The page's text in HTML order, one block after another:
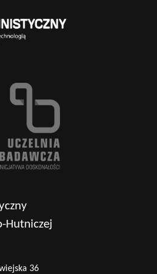
Hutniczej
36